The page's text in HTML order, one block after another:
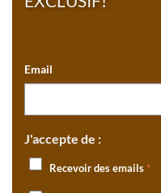
Email
J'accepte de :
Recevoir des emails*